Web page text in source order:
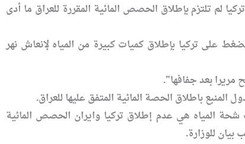
لم تلتزم بإطلاق الحصص المائية المقررة للعراق ما أدى
تركيا بإطلاق كميات كبيرة من المياه لإنعاش نهر
مريرا بعد جفافها”.
المنبع باطلاق الحصة المائية المتفق عليها للعراق.
المياه هي عدم إطلاق تركيا وايران الحصص المائية
للوزارة.